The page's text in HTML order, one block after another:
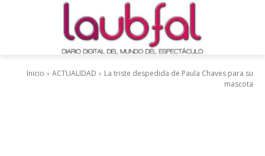
Inicio ACTUALIDAD
La triste despedida de Paula Chaves para su
mascota